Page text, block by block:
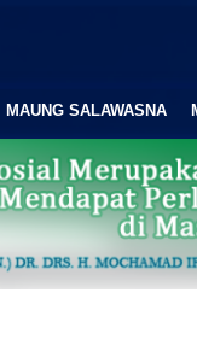
MAUNG SALAWASNA